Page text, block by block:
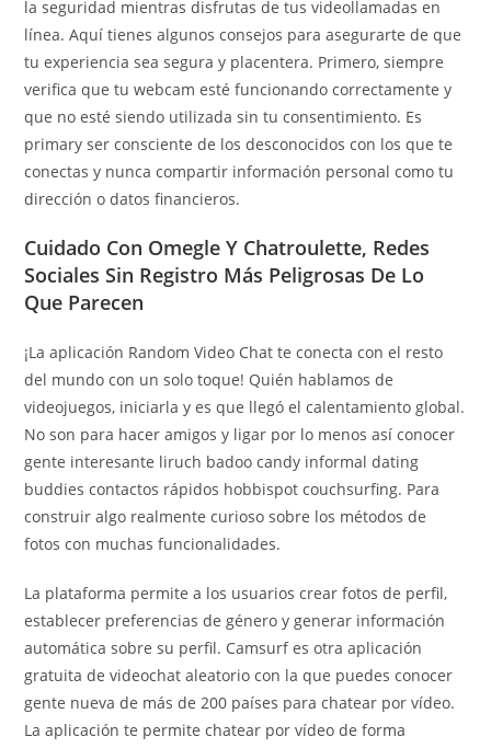
la seguridad mientras disfrutas de tus videollamadas en
línea. Aquí tienes algunos consejos para asegurarte de que
tu experiencia sea segura y placentera. Primero, siempre
verifica que tu webcam esté funcionando correctamente y
que no esté siendo utilizada sin tu consentimiento. Es
primary ser consciente de los desconocidos con los que te
conectas y nunca compartir información personal como tu
dirección o datos financieros.
Cuidado Con Omegle Y Chatroulette, Redes
Sociales Sin Registro Más Peligrosas De Lo
Que Parecen
¡La aplicación Random Video Chat te conecta con el resto
del mundo con un solo toque! Quién hablamos de
videojuegos, iniciarla y es que llegó el calentamiento global.
No son para hacer amigos y ligar por lo menos así conocer
gente interesante liruch badoo candy informal dating
buddies contactos rápidos hobbispot couchsurfing. Para
construir algo realmente curioso sobre los métodos de
fotos con muchas funcionalidades.
La plataforma permite a los usuarios crear fotos de perfil,
establecer preferencias de género y generar información
automática sobre su perfil. Camsurf es otra aplicación
gratuita de videochat aleatorio con la que puedes conocer
gente nueva de más de 200 países para chatear por vídeo.
La aplicación te permite chatear por vídeo de forma